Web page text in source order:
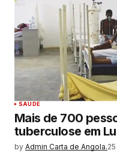
SAUDE
Mais de 700
tuberculose em
by Admin Carta de Angola.